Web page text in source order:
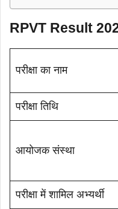
RPVT Result
परीक्षा का नाम
परीक्षा तिथि
आयोजक संस्था
परीक्षा में शामिल अभ्यर्थी